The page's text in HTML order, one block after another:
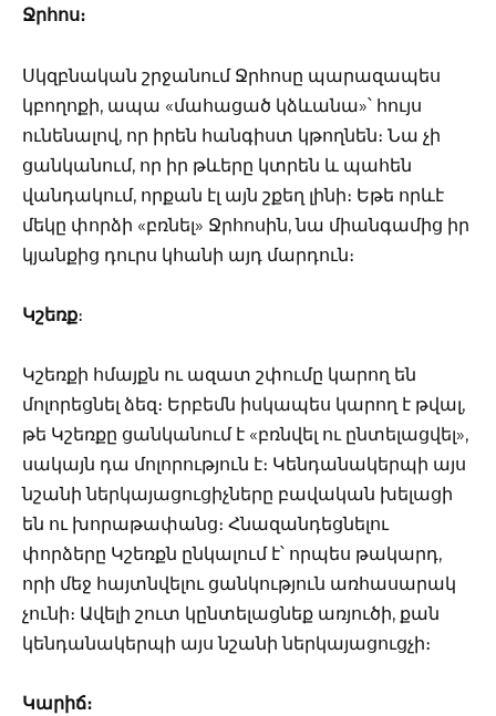
Ջրհոս։
Սկզբնական շրջանում Ջրհոսը պարազապես
կբողոքի, ապա «մահացած կձևանա»՝ հույս
ունենալով, որ իրեն հանգիստ կթողնեն։ Նա չի
ցանկանում, որ իր թևերը կտրեն և պահեն
վանդակում, որքան էլ այն շքեղ լինի։ Եթե որևէ
մեկը փորձի «բռնել» Ջրհոսին, նա միանգամից իր
կյանքից դուրս կհանի այդ մարդուն։
Կշեռք։
Կշեռքի հմայքն ու ազատ շփումը կարող են
մոլորեցնել ձեզ։ Երբեմն իսկապես կարող է թվալ,
թե Կշեռքը ցանկանում է «բռնվել ու ընտելացվել»,
սակայն դա մոլորություն է։ Կենդանակերպի այս
նշանի ներկայացուցիչները բավական խելացի
են ու խորաթափանց։ Հնազանդեցնելու
փորձերը Կշեռքն ընկալում է՝ որպես թակարդ,
որի մեջ հայտնվելու ցանկություն առհասարակ
չունի։ Ավելի շուտ կընտելացնեք առյուծի, քան
կենդանակերպի այս նշանի ներկայացուցչի։
Կարիճ։